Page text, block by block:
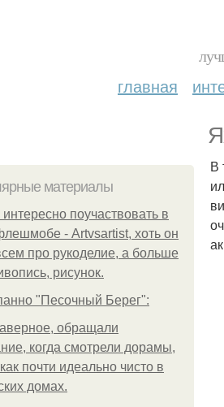
главная
материалы
поучаствовать в
- Artvsartist, хоть он
про рукоделие, а больше
рисунок.
"Песочный Берег":
обращали
когда смотрели дорамы,
почти идеально чисто в
домах.
В